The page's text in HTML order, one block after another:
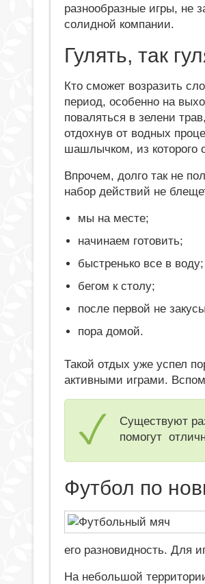
разнообразные игры, не
солидной компании.
Гулять, так
Кто сможет возразить
период, особенно на
поваляться в зелени
отдохнув от водных
шашлычком, из которого
Впрочем, долго так не
набор действий не
мы на месте;
начинаем готовить;
быстренько все в воду;
бегом к столу;
после первой не
пора домой.
Такой отдых уже успел
активными играми.
Существуют
помогут
Футбол по
его разновидность. Для
На небольшой